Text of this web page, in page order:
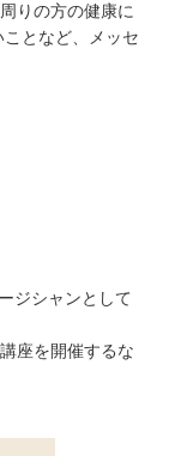
りの方の健康に
となど、メッセ
ジシャンとして
座を開催するな